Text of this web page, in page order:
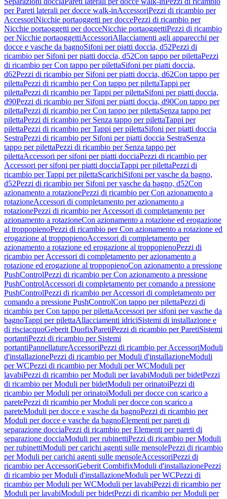
per Pareti laterali per docce walk-inAccessoriPezzi di ricambio per
AccessoriNicchie portaoggetti per doccePezzi di ricambio per
Nicchie portaoggetti per docceNicchie portaoggettiPezzi di ricambio
per Nicchie portaoggettiAccessoriAllacciamenti agli apparecchi per
docce e vasche da bagnoSifoni per piatti doccia, d52Pezzi di
ricambio per Sifoni per piatti doccia, d52Con tappo per pilettaPezzi
di ricambio per Con tappo per pilettaSifoni per piatti doccia,
d62Pezzi di ricambio per Sifoni per piatti doccia, d62Con tappo per
pilettaPezzi di ricambio per Con tappo per pilettaTappi per
pilettaPezzi di ricambio per Tappi per pilettaSifoni per piatti doccia,
d90Pezzi di ricambio per Sifoni per piatti doccia, d90Con tappo per
pilettaPezzi di ricambio per Con tappo per pilettaSenza tappo per
pilettaPezzi di ricambio per Senza tappo per pilettaTappi per
pilettaPezzi di ricambio per Tappi per pilettaSifoni per piatti doccia
SestraPezzi di ricambio per Sifoni per piatti doccia SestraSenza
tappo per pilettaPezzi di ricambio per Senza tappo per
pilettaAccessori per sifoni per piatti docciaPezzi di ricambio per
Accessori per sifoni per piatti docciaTappi per pilettaPezzi di
ricambio per Tappi per pilettaScarichiSifoni per vasche da bagno,
d52Pezzi di ricambio per Sifoni per vasche da bagno, d52Con
azionamento a rotazionePezzi di ricambio per Con azionamento a
rotazioneAccessori di completamento per azionamento a
rotazionePezzi di ricambio per Accessori di completamento per
azionamento a rotazioneCon azionamento a rotazione ed erogazione
al troppopienoPezzi di ricambio per Con azionamento a rotazione ed
erogazione al troppopienoAccessori di completamento per
azionamento a rotazione ed erogazione al troppopienoPezzi di
ricambio per Accessori di completamento per azionamento a
rotazione ed erogazione al troppopienoCon azionamento a pressione
PushControlPezzi di ricambio per Con azionamento a pressione
PushControlAccessori di completamento per comando a pressione
PushControlPezzi di ricambio per Accessori di completamento per
comando a pressione PushControlCon tappo per pilettaPezzi di
ricambio per Con tappo per pilettaAccessori per sifoni per vasche da
bagnoTappi per pilettaAllacciamenti idriciSistemi di installazione e
di risciacquoGeberit DuofixParetiPezzi di ricambio per ParetiSistemi
portantiPezzi di ricambio per Sistemi
portantiPannellatureAccessoriPezzi di ricambio per AccessoriModuli
d'installazionePezzi di ricambio per Moduli d'installazioneModuli
per WCPezzi di ricambio per Moduli per WCModuli per
lavabiPezzi di ricambio per Moduli per lavabiModuli per bidetPezzi
di ricambio per Moduli per bidetModuli per orinatoiPezzi di
ricambio per Moduli per orinatoiModuli per docce con scarico a
paretePezzi di ricambio per Moduli per docce con scarico a
pareteModuli per docce e vasche da bagnoPezzi di ricambio per
Moduli per docce e vasche da bagnoElementi per pareti di
separazione docciaPezzi di ricambio per Elementi per pareti di
separazione docciaModuli per rubinettiPezzi di ricambio per Moduli
per rubinettiModuli per carichi agenti sulle mensolePezzi di ricambio
per Moduli per carichi agenti sulle mensoleAccessoriPezzi di
ricambio per AccessoriGeberit CombifixModuli d'installazionePezzi
di ricambio per Moduli d'installazioneModuli per WCPezzi di
ricambio per Moduli per WCModuli per lavabiPezzi di ricambio per
Moduli per lavabiModuli per bidetPezzi di ricambio per Moduli per